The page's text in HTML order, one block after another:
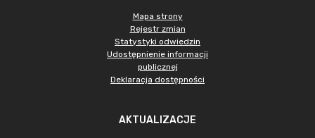
Mapa strony
Rejestr zmian
Statystyki odwiedzin
Udostępnienie informacji
publicznej
Deklaracja dostępności
AKTUALIZACJE